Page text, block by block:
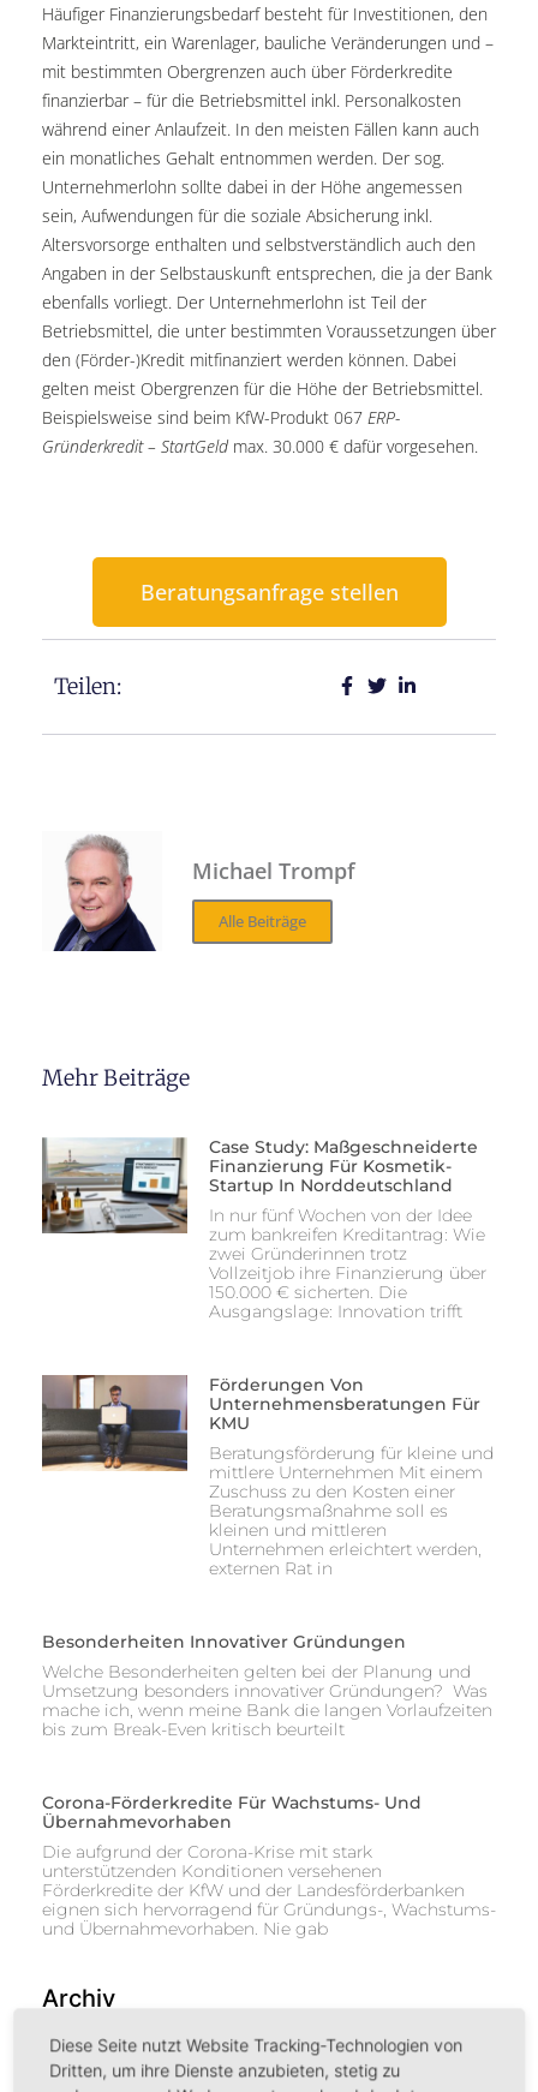
Häufiger Finanzierungsbedarf besteht für Investitionen, den
Markteintritt, ein Warenlager, bauliche Veränderungen und –
mit bestimmten Obergrenzen auch über Förderkredite
finanzierbar – für die Betriebsmittel inkl. Personalkosten
während einer Anlaufzeit. In den meisten Fällen kann auch
ein monatliches Gehalt entnommen werden. Der sog.
Unternehmerlohn sollte dabei in der Höhe angemessen
sein, Aufwendungen für die soziale Absicherung inkl.
Altersvorsorge enthalten und selbstverständlich auch den
Angaben in der Selbstauskunft entsprechen, die ja der Bank
ebenfalls vorliegt. Der Unternehmerlohn ist Teil der
Betriebsmittel, die unter bestimmten Voraussetzungen über
den (Förder-)Kredit mitfinanziert werden können. Dabei
gelten meist Obergrenzen für die Höhe der Betriebsmittel.
Beispielsweise sind beim KfW-Produkt 067 ERP-
Gründerkredit – StartGeld max. 30.000 € dafür vorgesehen.
Beratungsanfrage stellen
Teilen:
Michael Trompf
Alle Beiträge
Mehr Beiträge
Case Study: Maßgeschneiderte
Finanzierung Für Kosmetik-
Startup In Norddeutschland
In nur fünf Wochen von der Idee
zum bankreifen Kreditantrag: Wie
zwei Gründerinnen trotz
Vollzeitjob ihre Finanzierung über
150.000 € sicherten. Die
Ausgangslage: Innovation trifft
Förderungen Von
Unternehmensberatungen Für
KMU
Beratungsförderung für kleine und
mittlere Unternehmen Mit einem
Zuschuss zu den Kosten einer
Beratungsmaßnahme soll es
kleinen und mittleren
Unternehmen erleichtert werden,
externen Rat in
Besonderheiten Innovativer Gründungen
Welche Besonderheiten gelten bei der Planung und
Umsetzung besonders innovativer Gründungen? Was
mache ich, wenn meine Bank die langen Vorlaufzeiten
bis zum Break-Even kritisch beurteilt
Corona-Förderkredite Für Wachstums- Und
Übernahmevorhaben
Die aufgrund der Corona-Krise mit stark
unterstützenden Konditionen versehenen
Förderkredite der KfW und der Landesförderbanken
eignen sich hervorragend für Gründungs-, Wachstums-
und Übernahmevorhaben. Nie gab
Archiv
März 2026(1)
August 2024(1)
Diese Seite nutzt Website Tracking-Technologien von
Dritten, um ihre Dienste anzubieten, stetig zu